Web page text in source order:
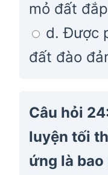
mỏ đất
d. Được
đất đào
Câu hỏi
luyện tối
ứng là bao